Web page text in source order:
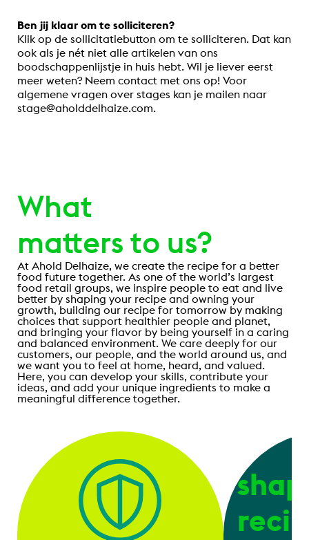
Ben jij klaar om te solliciteren?
Klik op de sollicitatiebutton om te solliciteren. Dat kan
ook als je nét niet alle artikelen van ons
boodschappenlijstje in huis hebt. Wil je liever eerst
meer weten? Neem contact met ons op! Voor
algemene vragen over stages kan je mailen naar
stage@aholddelhaize.com.
What
matters to us?
At Ahold Delhaize, we create the recipe for a better
food future together. As one of the world’s largest
food retail groups, we inspire people to eat and live
better by shaping your recipe and owning your
growth, building our recipe for tomorrow by making
choices that support healthier people and planet,
and bringing your flavor by being yourself in a caring
and balanced environment. We care deeply for our
customers, our people, and the world around us, and
we want you to feel at home, heard, and valued.
Here, you can develop your skills, contribute your
ideas, and add your unique ingredients to make a
meaningful difference together.